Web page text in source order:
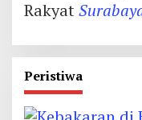
Rakyat
Peristiwa